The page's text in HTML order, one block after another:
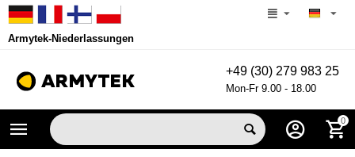
Armytek-Niederlassungen
+49 (30) 279 983 25
Mon-Fr 9.00 - 18.00
0